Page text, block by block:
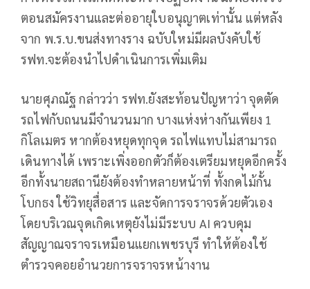
ตอนสมัครงานและต่ออายุใบอนุญาตเท่านั้น แต่หลัง
จาก พ.ร.บ.ขนส่งทางราง ฉบับใหม่มีผลบังคับใช้
รฟท.จะต้องนำไปดำเนินการเพิ่มเติม
นายศุภณัฐ กล่าวว่า รฟท.ยังสะท้อนปัญหาว่า จุดตัด
รถไฟกับถนนมีจำนวนมาก บางแห่งห่างกันเพียง 1
กิโลเมตร หากต้องหยุดทุกจุด รถไฟแทบไม่สามารถ
เดินทางได้ เพราะเพิ่งออกตัวก็ต้องเตรียมหยุดอีกครั้ง
อีกทั้งนายสถานียังต้องทำหลายหน้าที่ ทั้งกดไม้กั้น
โบกธง ใช้วิทยุสื่อสาร และจัดการจราจรด้วยตัวเอง
โดยบริเวณจุดเกิดเหตุยังไม่มีระบบ AI ควบคุม
สัญญาณจราจรเหมือนแยกเพชรบุรี ทำให้ต้องใช้
ตำรวจคอยอำนวยการจราจรหน้างาน